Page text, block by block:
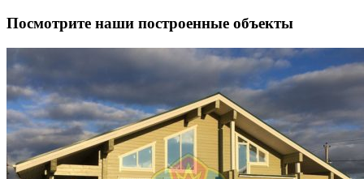
Посмотрите наши построенные объекты